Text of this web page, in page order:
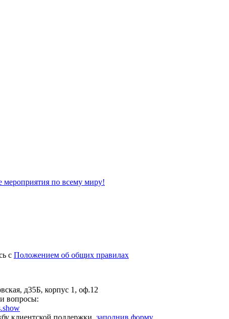
мероприятия по всему миру!
с Положением об общих правилах
д35Б, корпус 1, оф.12
вопросы:
клиентской поддержки, заполнив форму